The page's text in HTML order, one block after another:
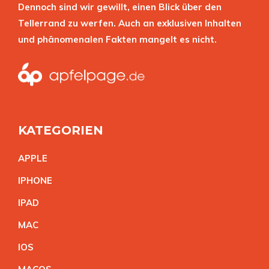
Dennoch sind wir gewillt, einen Blick über den
Tellerrand zu werfen. Auch an exklusiven Inhalten
und phänomenalen Fakten mangelt es nicht.
KATEGORIEN
APPLE
IPHONE
IPAD
MAC
IOS